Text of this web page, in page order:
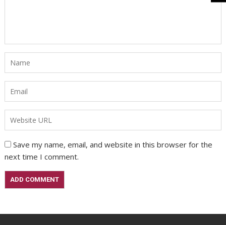
Save my name, email, and website in this browser for the
next time I comment.